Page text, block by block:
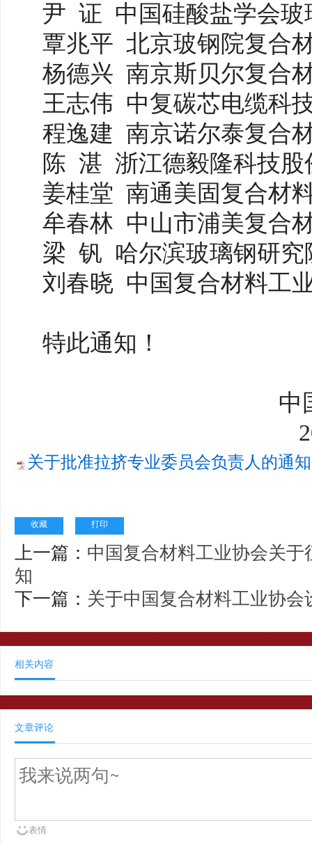
尹 证 中国硅酸盐学会玻
覃兆平 北京玻钢院复合
杨德兴 南京斯贝尔复合
王志伟 中复碳芯电缆科
程逸建 南京诺尔泰复合
陈 湛 浙江德毅隆科技股
姜桂堂 南通美固复合材
牟春林 中山市浦美复合
梁 钒 哈尔滨玻璃钢研
刘春晓 中国复合材料工
特此通知！
中国
关于批准拉挤专业委员会负责人的通
收藏 打印
上一篇： 中国复合材料工业协会关
知
下一篇： 关于中国复合材料工业协
相关内容
文章评论
表情